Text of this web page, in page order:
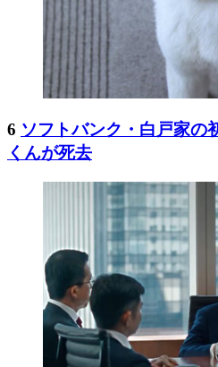
6 ソフトバンク・白戸家の
くんが死去